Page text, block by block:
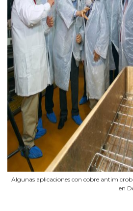
Algunas aplicaciones con cobre
en